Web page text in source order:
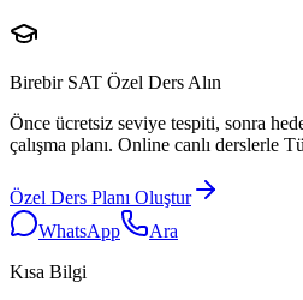
Birebir SAT Özel Ders Alın
Önce ücretsiz seviye tespiti, sonra
çalışma planı. Online canlı derslerle
Özel Ders Planı Oluştur
WhatsApp
Ara
Kısa Bilgi